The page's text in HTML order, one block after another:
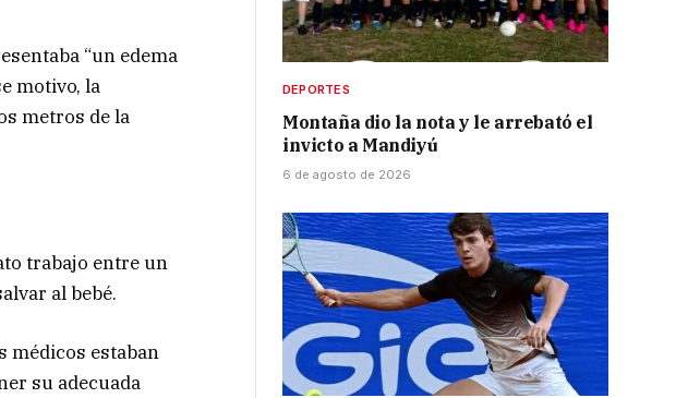
“un edema
motivo, la
metros de la
trabajo entre un
al bebé.
médicos estaban
su adecuada
DEPORTES
Montaña dio la nota y le arrebató el
invicto a Mandiyú
6 de agosto de 2026